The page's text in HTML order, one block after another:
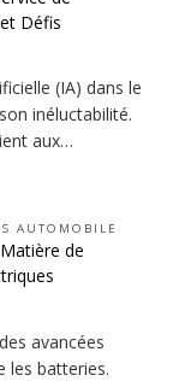
Défis
(IA) dans le
inéluctabilité.
aux…
AUTOMOBILE
de
avancées
les batteries.